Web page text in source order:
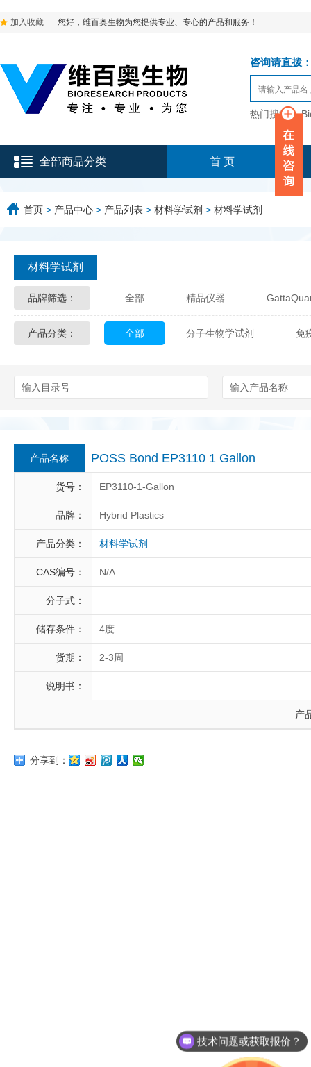
加入收藏 您好，维百奥生物为您提供专业、专心的产品和服务！
咨询请直拨
热门搜索：
全部商品分类 首 页
首页 > 产品中心 > 产品列表 > 材料学试剂 > 材料学试剂
材料学试剂
品牌筛选： 全部 精品仪器
Glycon Biochem Sterlitech
Berry & Associates
LGC Maine Standards
Abbexa AbD Serotec
产品分类： 全部 分子生物学试剂 免
产品名称 POSS Bond EP3110 1 Gallon
货号： EP3110-1-Gallon
品牌： Hybrid Plastics
产品分类： 材料学试剂
CAS编号： N/A
分子式：
储存条件： 4度
货期： 2-3周
说明书：
产
分享到：
技术问题或获取报价？